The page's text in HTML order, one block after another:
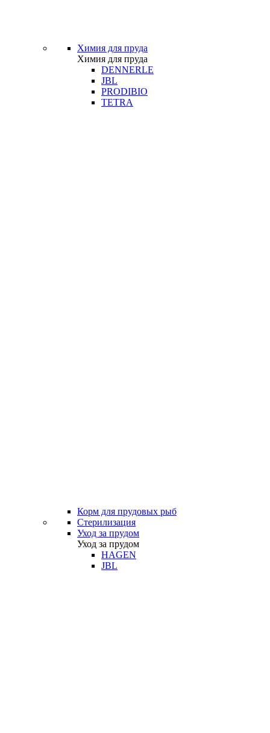
Химия для пруда
Химия для пруда
DENNERLE
JBL
PRODIBIO
TETRA
Корм для прудовых рыб
Стерилизация
Уход за прудом
Уход за прудом
HAGEN
JBL